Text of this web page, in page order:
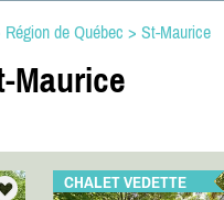
Région de Québec > St-Maurice
Maurice
CHALET VEDETTE